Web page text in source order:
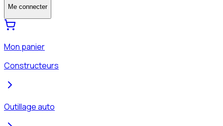
Me connecter
Mon panier
Constructeurs
Outillage auto